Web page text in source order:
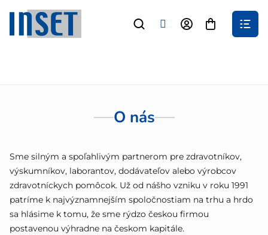
obsah
Nákupný
O nás
Sme silným a spoľahlivým partnerom pre zdravotníkov,
výskumníkov, laborantov, dodávateľov alebo výrobcov
zdravotníckych pomôcok. Už od nášho vzniku v roku 1991
patríme k najvýznamnejším spoločnostiam na trhu a hrdo
sa hlásime k tomu, že sme rýdzo českou firmou
postavenou výhradne na českom kapitále.